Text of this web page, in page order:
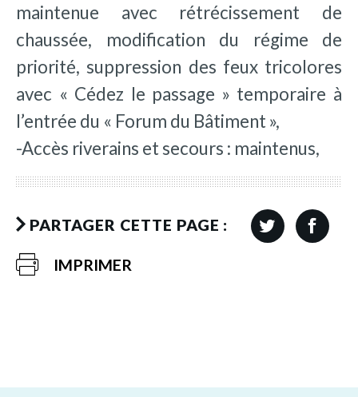
maintenue avec rétrécissement de
chaussée, modification du régime de
priorité, suppression des feux tricolores
avec « Cédez le passage » temporaire à
l’entrée du « Forum du Bâtiment »,
-Accès riverains et secours : maintenus,
PARTAGER CETTE PAGE :
IMPRIMER